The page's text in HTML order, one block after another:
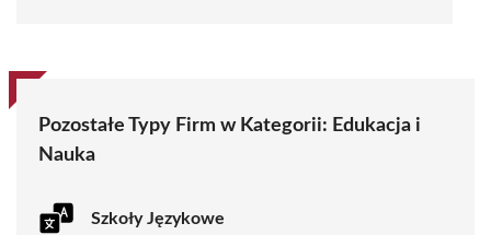
Pozostałe Typy Firm w Kategorii: Edukacja i
Nauka
Szkoły Językowe